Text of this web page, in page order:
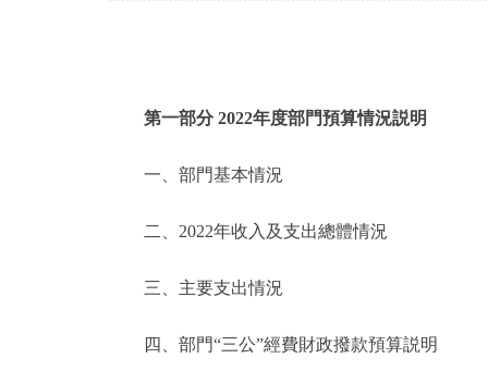
第一部分 2022年度部門預算情況説明
一、部門基本情況
二、2022年收入及支出總體情況
三、主要支出情況
四、部門“三公”經費財政撥款預算説明